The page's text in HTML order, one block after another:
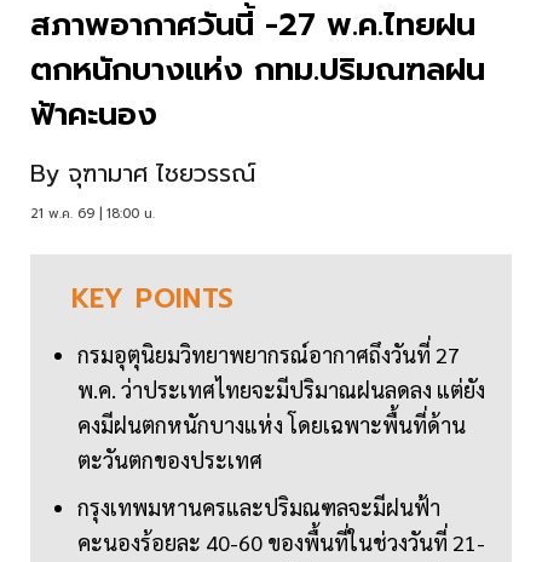
สภาพอากาศวันนี้ -27 พ.ค.ไทยฝน
ตกหนักบางแห่ง กทม.ปริมณฑลฝน
ฟ้าคะนอง
By จุฑามาศ ไชยวรรณ์
21 พ.ค. 69 | 18:00 น.
KEY POINTS
กรมอุตุนิยมวิทยาพยากรณ์อากาศถึงวันที่ 27
พ.ค. ว่าประเทศไทยจะมีปริมาณฝนลดลง แต่ยัง
คงมีฝนตกหนักบางแห่ง โดยเฉพาะพื้นที่ด้าน
ตะวันตกของประเทศ
กรุงเทพมหานครและปริมณฑลจะมีฝนฟ้า
คะนองร้อยละ 40-60 ของพื้นที่ในช่วงวันที่ 21-